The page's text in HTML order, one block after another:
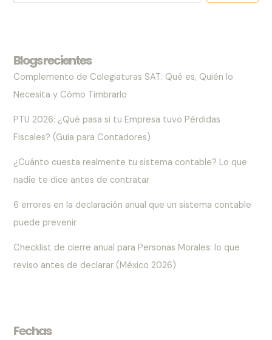
Blogs recientes
Complemento de Colegiaturas SAT: Qué es, Quién lo
Necesita y Cómo Timbrarlo
PTU 2026: ¿Qué pasa si tu Empresa tuvo Pérdidas
Fiscales? (Guía para Contadores)
¿Cuánto cuesta realmente tu sistema contable? Lo que
nadie te dice antes de contratar
6 errores en la declaración anual que un sistema contable
puede prevenir
Checklist de cierre anual para Personas Morales: lo que
reviso antes de declarar (México 2026)
Fechas